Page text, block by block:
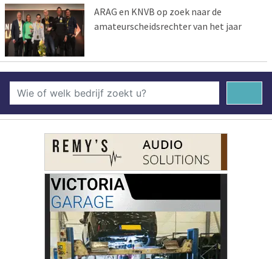
ARAG en KNVB op zoek naar de
amateurscheidsrechter van het jaar